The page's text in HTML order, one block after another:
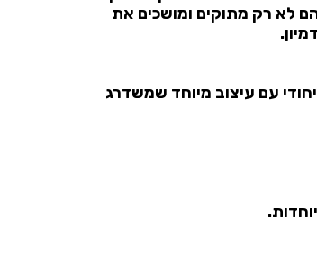
הם לא רק מתוקים ומושכים את
עם עיצוב מיוחד שמשדרג